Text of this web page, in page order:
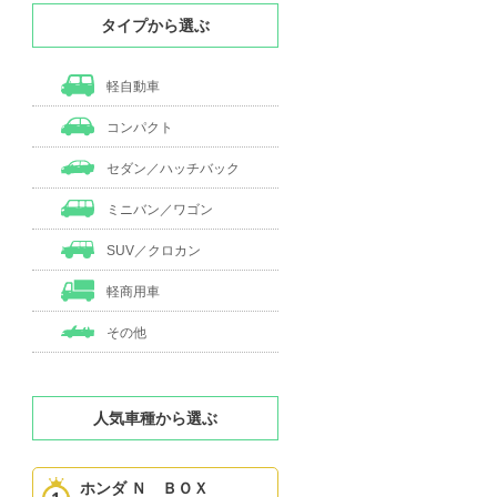
タイプから選ぶ
軽自動車
コンパクト
セダン／ハッチバック
ミニバン／ワゴン
SUV／クロカン
軽商用車
その他
人気車種から選ぶ
ホンダ Ｎ ＢＯＸ